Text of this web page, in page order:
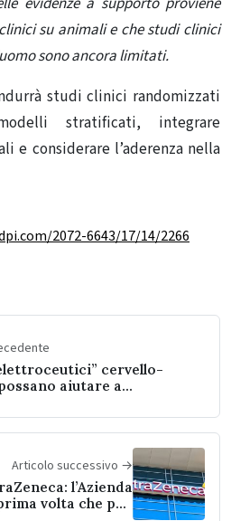
su animali e che studi clinici
sono ancora limitati.
studi clinici randomizzati
stratificati, integrare
e considerare l’aderenza nella
2072-6643/17/14/2266
cervello-
aiutare a
Articolo successivo →
l’Azienda
volta che può